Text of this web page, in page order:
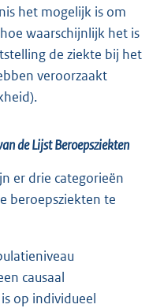
het mogelijk is om
waarschijnlijk het is
de ziekte bij het
veroorzaakt
de Lijst Beroepsziekten
er drie categorieën
beroepsziekten te
causaal
op individueel